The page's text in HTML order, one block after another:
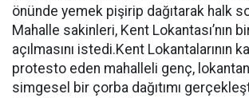
önünde yemek pişirip dağıtarak halk
Mahalle sakinleri, Kent Lokantası’nın
açılmasını istedi.Kent Lokantalarının
protesto eden mahalleli genç,
simgesel bir çorba dağıtımı